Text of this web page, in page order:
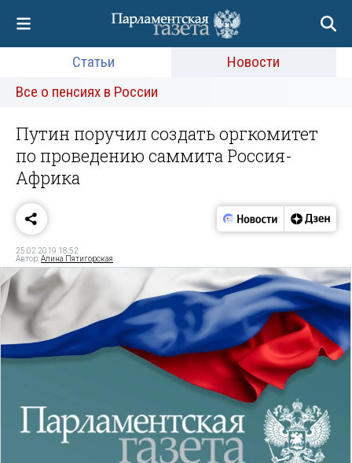
Статьи
Новости
Все о пенсиях в России
Путин поручил создать оргкомитет
по проведению саммита Россия-
Африка
25.02.2019 18:52
Автор:Алина Пятигорская